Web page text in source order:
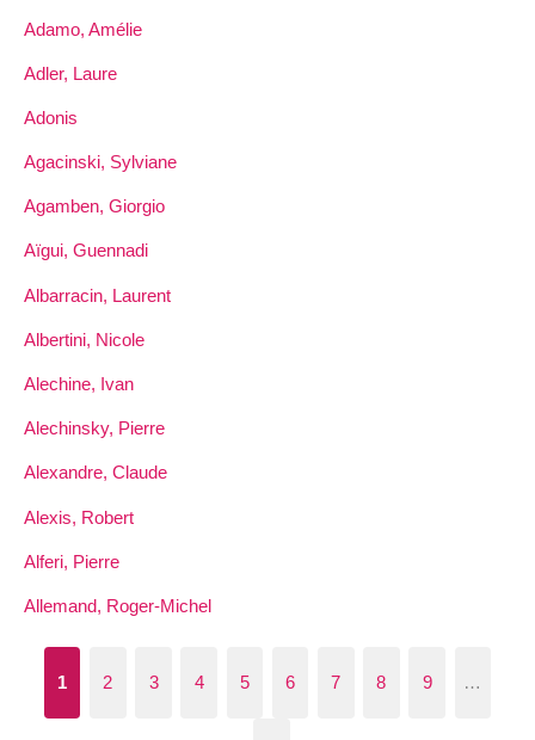
Adamo, Amélie
Adler, Laure
Adonis
Agacinski, Sylviane
Agamben, Giorgio
Aïgui, Guennadi
Albarracin, Laurent
Albertini, Nicole
Alechine, Ivan
Alechinsky, Pierre
Alexandre, Claude
Alexis, Robert
Alferi, Pierre
Allemand, Roger-Michel
1 2 3 4 5 6 7 8 9 …